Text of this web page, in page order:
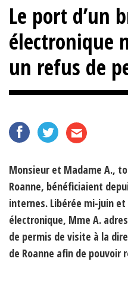
Le port d’un
électronique
un refus de
Monsieur et Madame A.,
Roanne, bénéficiaient
internes. Libérée mi-juin
électronique, Mme A.
de permis de visite à la
de Roanne afin de pouvoir